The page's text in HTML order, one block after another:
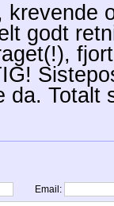
krevende
godt
da.
Email: